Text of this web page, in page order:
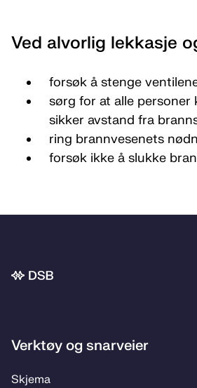
Ved alvorlig lekkasje
forsøk å stenge
sørg for at alle personer
sikker avstand fra
ring brannvesenets
forsøk ikke å slukke
Bunnområde
Verktøy og snarveier
Skje­­ma